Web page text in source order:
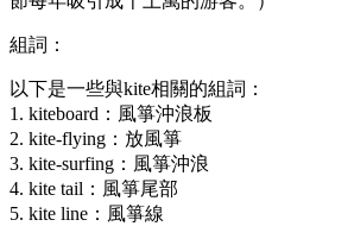
組詞：
以下是一些與kite相關的組詞：
1. kiteboard：風箏沖浪板
2. kite-flying：放風箏
3. kite-surfing：風箏沖浪
4. kite tail：風箏尾部
5. kite line：風箏線